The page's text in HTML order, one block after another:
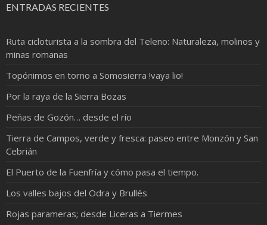
ENTRADAS RECIENTES
Ruta cicloturista a la sombra del Teleno: Naturaleza, molinos y
minas romanas
Topónimos en torno a Somosierra !vaya lio!
Por la raya de la Sierra Bozas
Peñas de Gozón… desde el río
Tierra de Campos, verde y fresca: paseo entre Monzón y San
Cebrián
El Puerto de la Fuenfría y cómo pasa el tiempo.
Los valles bajos del Odra y Brullés
Rojas parameras; desde Liceras a Tiermes